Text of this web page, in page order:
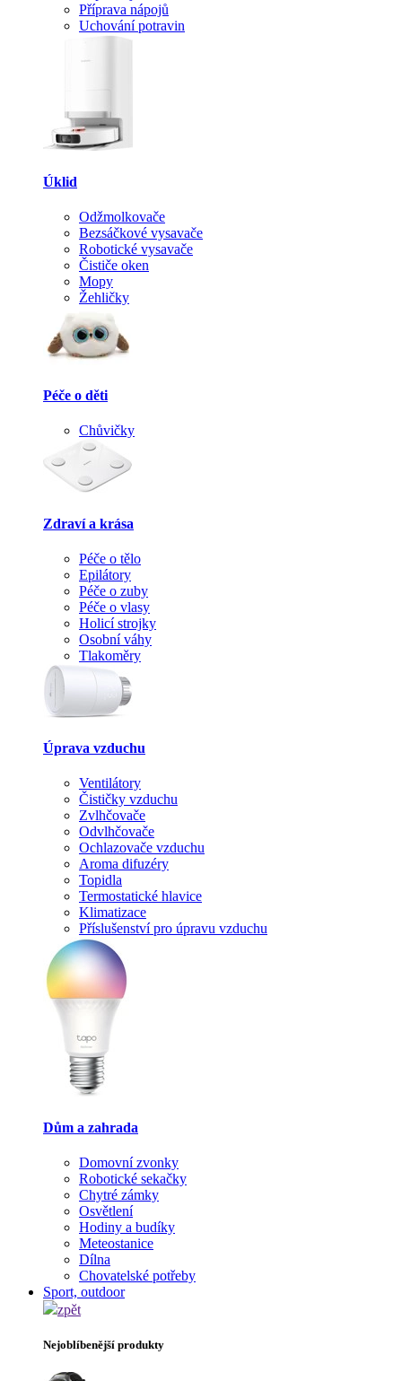
Příprava nápojů
Uchování potravin
Úklid
Odžmolkovače
Bezsáčkové vysavače
Robotické vysavače
Čističe oken
Mopy
Žehličky
Péče o děti
Chůvičky
Zdraví a krása
Péče o tělo
Epilátory
Péče o zuby
Péče o vlasy
Holicí strojky
Osobní váhy
Tlakoměry
Úprava vzduchu
Ventilátory
Čističky vzduchu
Zvlhčovače
Odvlhčovače
Ochlazovače vzduchu
Aroma difuzéry
Topidla
Termostatické hlavice
Klimatizace
Příslušenství pro úpravu vzduchu
Dům a zahrada
Domovní zvonky
Robotické sekačky
Chytré zámky
Osvětlení
Hodiny a budíky
Meteostanice
Dílna
Chovatelské potřeby
Sport, outdoor
zpět
Nejoblíbenější produkty